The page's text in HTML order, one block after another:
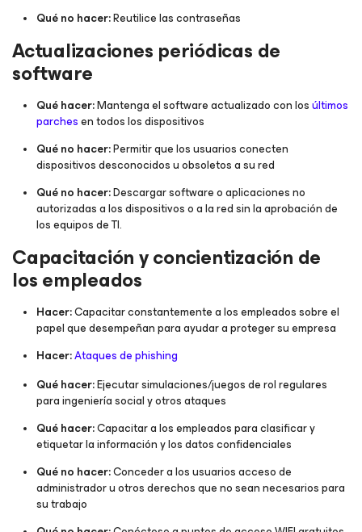
Qué no hacer:Reutilice las contraseñas
Actualizaciones periódicas de
software
Qué hacer:Mantenga el software actualizado con losúltimos
parchesen todos los dispositivos
Qué no hacer:Permitir que los usuarios conecten
dispositivos desconocidos u obsoletos a su red
Qué no hacer:Descargar software o aplicaciones no
autorizadas a los dispositivos o a la red sin la aprobación de
los equipos de TI.
Capacitación y concientización de
los empleados
Hacer:Capacitar constantemente a los empleados sobre el
papel que desempeñan para ayudar a proteger su empresa
Hacer:Ataques de phishing
Qué hacer:Ejecutar simulaciones/juegos de rol regulares
para ingeniería social y otros ataques
Qué hacer:Capacitar a los empleados para clasificar y
etiquetar la información y los datos confidenciales
Qué no hacer:Conceder a los usuarios acceso de
administrador u otros derechos que no sean necesarios para
su trabajo